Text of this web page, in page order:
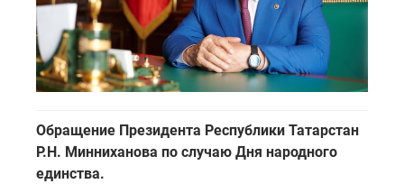
Обращение Президента Республики Татарстан
Р.Н. Минниханова по случаю Дня народного
единства.